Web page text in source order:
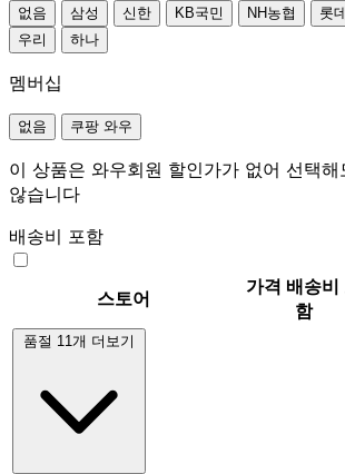
없음 삼성 신한 KB국민 NH농협 롯데
우리
하나
멤버십
없음 쿠팡 와우
이 상품은 와우회원 할인가가 없어 선택해
않습니다
배송비 포함
스토어
가격 배송비
함
품절 11개 더보기